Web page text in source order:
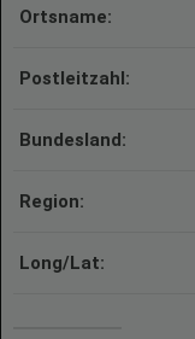
Ortsname:
Postleitzahl:
Bundesland:
Region:
Long/Lat: